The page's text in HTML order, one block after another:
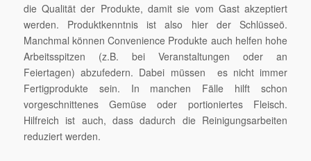
die Qualität der Produkte, damit sie vom Gast akzeptiert
werden. Produktkenntnis ist also hier der Schlüsseö.
Manchmal können Convenience Produkte auch helfen hohe
Arbeitsspitzen (z.B. bei Veranstaltungen oder an
Feiertagen) abzufedern. Dabei müssen es nicht immer
Fertigprodukte sein. In manchen Fälle hilft schon
vorgeschnittenes Gemüse oder portioniertes Fleisch.
Hilfreich ist auch, dass dadurch die Reinigungsarbeiten
reduziert werden.